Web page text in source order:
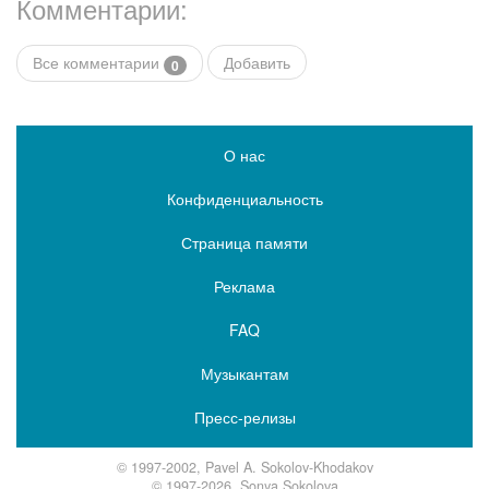
Комментарии:
Все комментарии 0 Добавить
О нас
Конфиденциальность
Страница памяти
Реклама
FAQ
Музыкантам
Пресс-релизы
© 1997-2002, Pavel A. Sokolov-Khodakov